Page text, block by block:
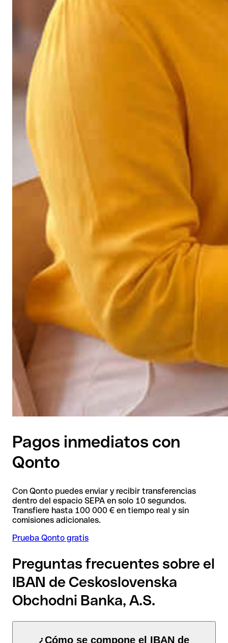
Pagos inmediatos con
Qonto
Con Qonto puedes enviar y recibir transferencias
dentro del espacio SEPA en solo 10 segundos.
Transfiere hasta 100 000 € en tiempo real y sin
comisiones adicionales.
Prueba Qonto gratis
Preguntas frecuentes sobre el
IBAN de Ceskoslovenska
Obchodni Banka, A.S.
¿Cómo se compone el IBAN de